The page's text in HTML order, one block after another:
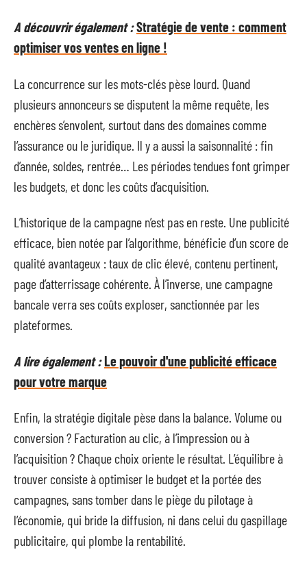
A découvrir également :Stratégie de vente : comment
optimiser vos ventes en ligne !
La concurrence sur les mots-clés pèse lourd. Quand
plusieurs annonceurs se disputent la même requête, les
enchères s’envolent, surtout dans des domaines comme
l’assurance ou le juridique. Il y a aussi la saisonnalité : fin
d’année, soldes, rentrée… Les périodes tendues font grimper
les budgets, et donc les coûts d’acquisition.
L’historique de la campagne n’est pas en reste. Une publicité
efficace, bien notée par l’algorithme, bénéficie d’un score de
qualité avantageux : taux de clic élevé, contenu pertinent,
page d’atterrissage cohérente. À l’inverse, une campagne
bancale verra ses coûts exploser, sanctionnée par les
plateformes.
A lire également :Le pouvoir d'une publicité efficace
pour votre marque
Enfin, la stratégie digitale pèse dans la balance. Volume ou
conversion ? Facturation au clic, à l’impression ou à
l’acquisition ? Chaque choix oriente le résultat. L’équilibre à
trouver consiste à optimiser le budget et la portée des
campagnes, sans tomber dans le piège du pilotage à
l’économie, qui bride la diffusion, ni dans celui du gaspillage
publicitaire, qui plombe la rentabilité.